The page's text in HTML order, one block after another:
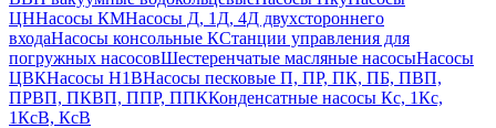
ЦННасосы КМНасосы Д, 1Д, 4Д двухстороннего
входаНасосы консольные КСтанции управления для
погружных насосовШестеренчатые масляные насосыНасосы
ЦВКНасосы Н1ВНасосы песковые П, ПР, ПК, ПБ, ПВП,
ПРВП, ПКВП, ППР, ППККонденсатные насосы Кс, 1Кс,
1КсВ, КсВ